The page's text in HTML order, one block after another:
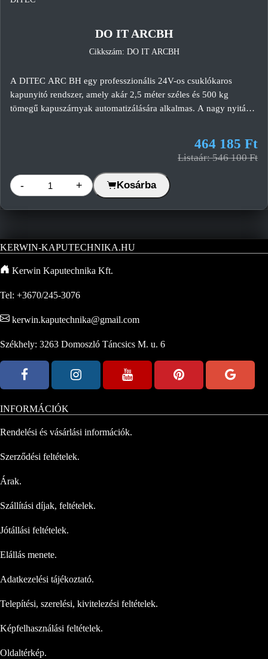
DO IT ARCBH
Cikkszám: DO IT ARCBH
A DITEC ARC BH egy professzionális 24V-os csuklókaros
kapunyitó rendszer, amely akár 2,5 méter széles és 500 kg
tömegű kapuszárnyak automatizálására alkalmas. A nagy nyitási
464 185 Ft
Listaár: 546 100 Ft
- + Kosárba
KERWIN-KAPUTECHNIKA.HU
Kerwin Kaputechnika Kft.
Tel: +3670/245-3076
kerwin.kaputechnika@gmail.com
Székhely: 3263 Domoszló Táncsics M. u. 6
INFORMÁCIÓK
Rendelési és vásárlási információk.
Szerződési feltételek.
Árak.
Szállítási díjak, feltételek.
Jótállási feltételek.
Elállás menete.
Adatkezelési tájékoztató.
Telepítési, szerelési, kivitelezési feltételek.
Képfelhasználási feltételek.
Oldaltérkép.